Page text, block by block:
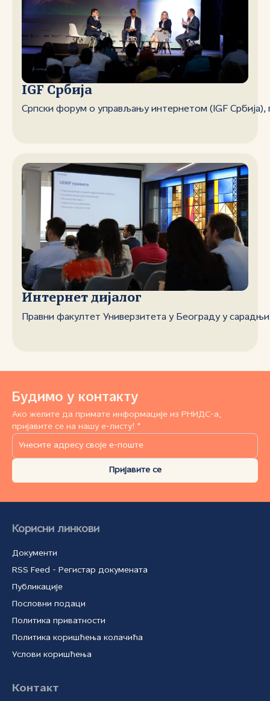
IGF Србија
Српски форум о управљању интернетом (IGF Србија),
Интернет дијалог
Правни факултет Универзитета у Београду у
Будимо у контакту
Ако желите да примате информације из РНИДС-а,
пријавите се на нашу е-листу! *
Пријавите се
Корисни линкови
Документи
RSS Feed - Регистар докумената
Публикације
Пословни подаци
Политика приватности
Политика коришћења колачића
Услови коришћења
Контакт